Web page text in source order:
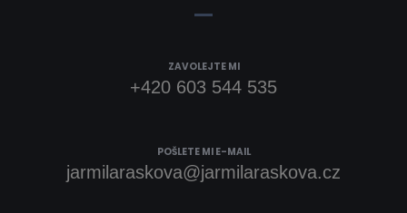
ZAVOLEJTE MI
+420 603 544 535
POŠLETE MI E-MAIL
jarmilaraskova@jarmilaraskova.cz